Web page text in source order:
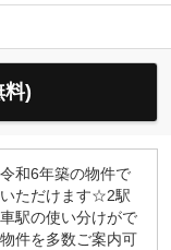
料)
和6年築の物件で
ただけます☆2駅
駅の使い分けがで
件を多数ご案内可